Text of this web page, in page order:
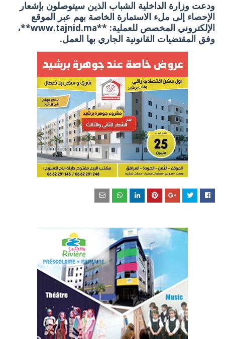
ودعت وزارة الداخلية الشباب الذين سيتوصلون بإشعار
الإحصاء إلى ملء الاستمارة الخاصة بهم عبر الموقع
الإلكتروني المخصص للعملية: **www.tajnid.ma**،
وفق المقتضيات القانونية الجاري بها العمل.